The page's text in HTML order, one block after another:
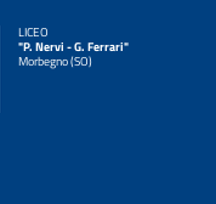
LICEO
"P. Nervi - G. Ferrari"
Morbegno (SO)